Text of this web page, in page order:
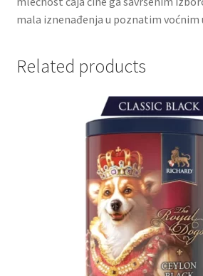
Premium čokolada
Prijava za masterclass
mala iznenađenja u poznatim voćnim
Related products